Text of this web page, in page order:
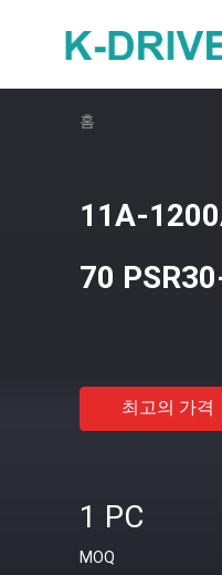
홈
11A-
70
최고의 가격
1 PC
MOQ